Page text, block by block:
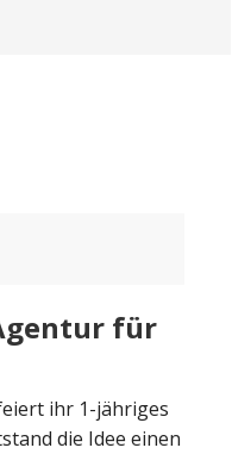
für
ihr 1-jähriges
die Idee einen